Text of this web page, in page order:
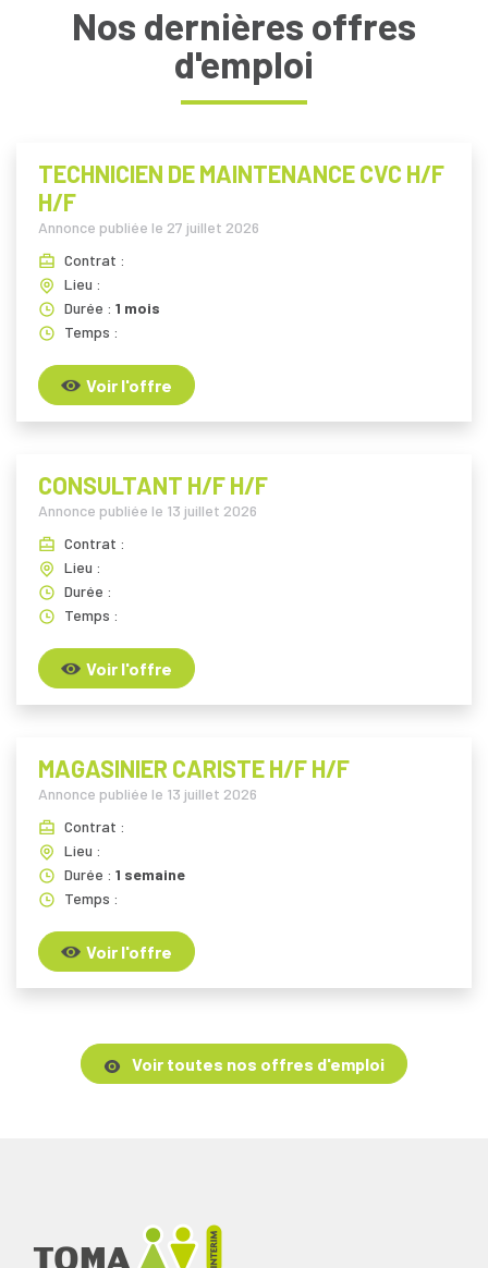
Nos dernières offres
d'emploi
TECHNICIEN DE MAINTENANCE CVC H/F
H/F
Annonce publiée le 27 juillet 2026
Contrat :
Lieu :
Durée : 1 mois
Temps :
Voir l'offre
CONSULTANT H/F H/F
Annonce publiée le 13 juillet 2026
Contrat :
Lieu :
Durée :
Temps :
Voir l'offre
MAGASINIER CARISTE H/F H/F
Annonce publiée le 13 juillet 2026
Contrat :
Lieu :
Durée : 1 semaine
Temps :
Voir l'offre
Voir toutes nos offres d'emploi